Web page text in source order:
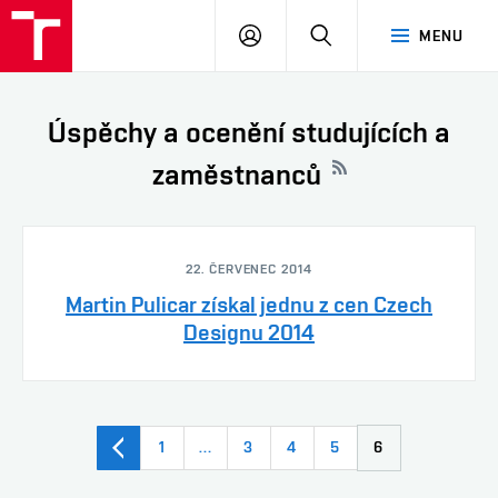
MENU
PŘIHLÁSIT
Úspěchy a ocenění studujících a
zaměstnanců
22. ČERVENEC 2014
Martin Pulicar získal jednu z cen Czech
Designu 2014
1 … 3 4 5 6